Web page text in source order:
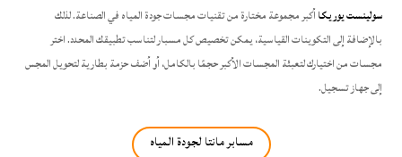
سولينست يوريكاأكبر مجموعة مختارة من تقنيات مجسات جودة المياه في الصناعة. لذلك
بالإضافة إلى التكوينات القياسية، يمكن تخصيص كل مسبار لتناسب تطبيقك المحدد. اختر
مجسات من اختيارك لتعبئة المجسات الأكبر حجمًا بالكامل، أو أضف حزمة بطارية لتحويل المجس
إلى جهاز تسجيل.
مسابر مانتا لجودة المياه